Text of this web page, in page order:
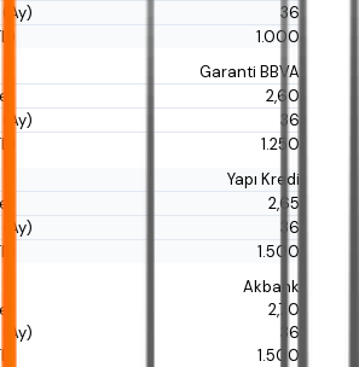
36
1.000
Garanti BBVA
2,60
36
1.250
Yapı Kredi
2,65
36
1.500
Akbank
2,70
36
1.500